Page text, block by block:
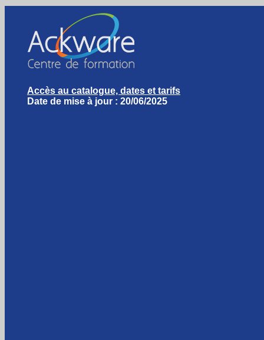
Accès au catalogue, dates et tarifs
Date de mise à jour : 20/06/2025